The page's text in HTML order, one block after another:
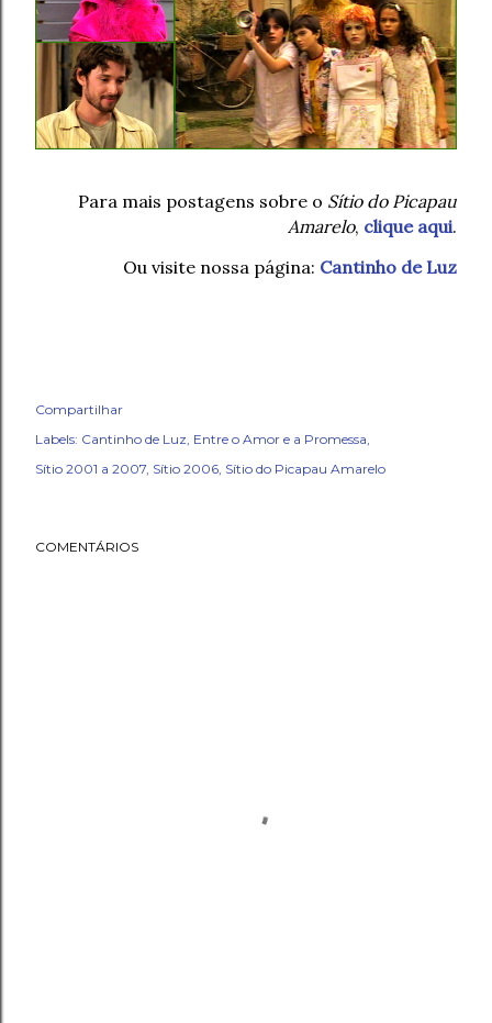
Para mais postagens sobre o Sítio do Picapau
Amarelo, clique aqui.
Ou visite nossa página: Cantinho de Luz
Compartilhar
Labels: Cantinho de Luz Entre o Amor e a Promessa
Sítio 2001 a 2007 Sítio 2006 Sítio do Picapau Amarelo
COMENTÁRIOS